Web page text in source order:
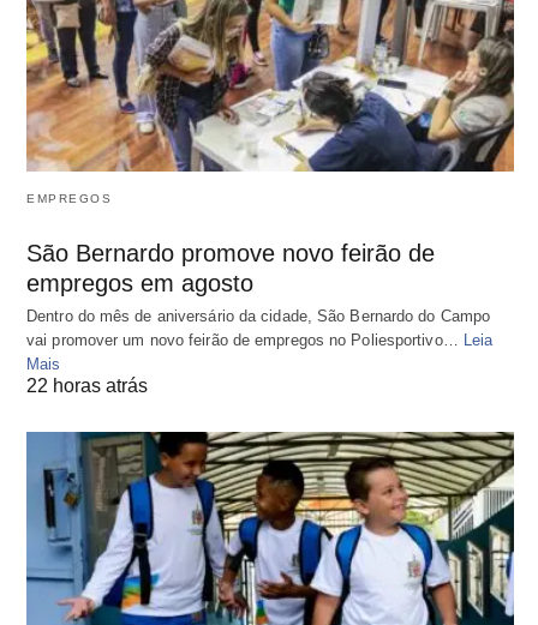
EMPREGOS
São Bernardo promove novo feirão de
empregos em agosto
Dentro do mês de aniversário da cidade, São Bernardo do Campo
vai promover um novo feirão de empregos no Poliesportivo… Leia
Mais
22 horas atrás